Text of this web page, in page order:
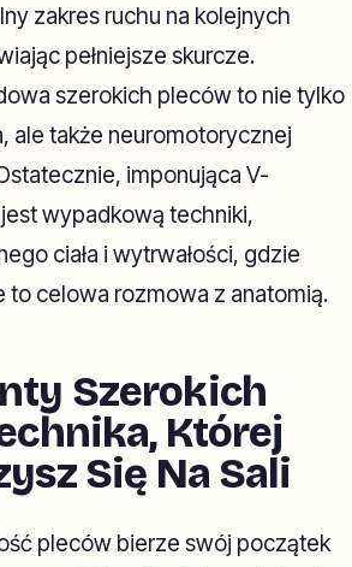
zakres ruchu na kolejnych
pełniejsze skurcze.
szerokich pleców to nie tylko
ale także neuromotorycznej
imponująca V-
wypadkową techniki,
ciała i wytrwałości, gdzie
to celowa rozmowa z anatomią.
Szerokich
Której
Się Na Sali
pleców bierze swój początek